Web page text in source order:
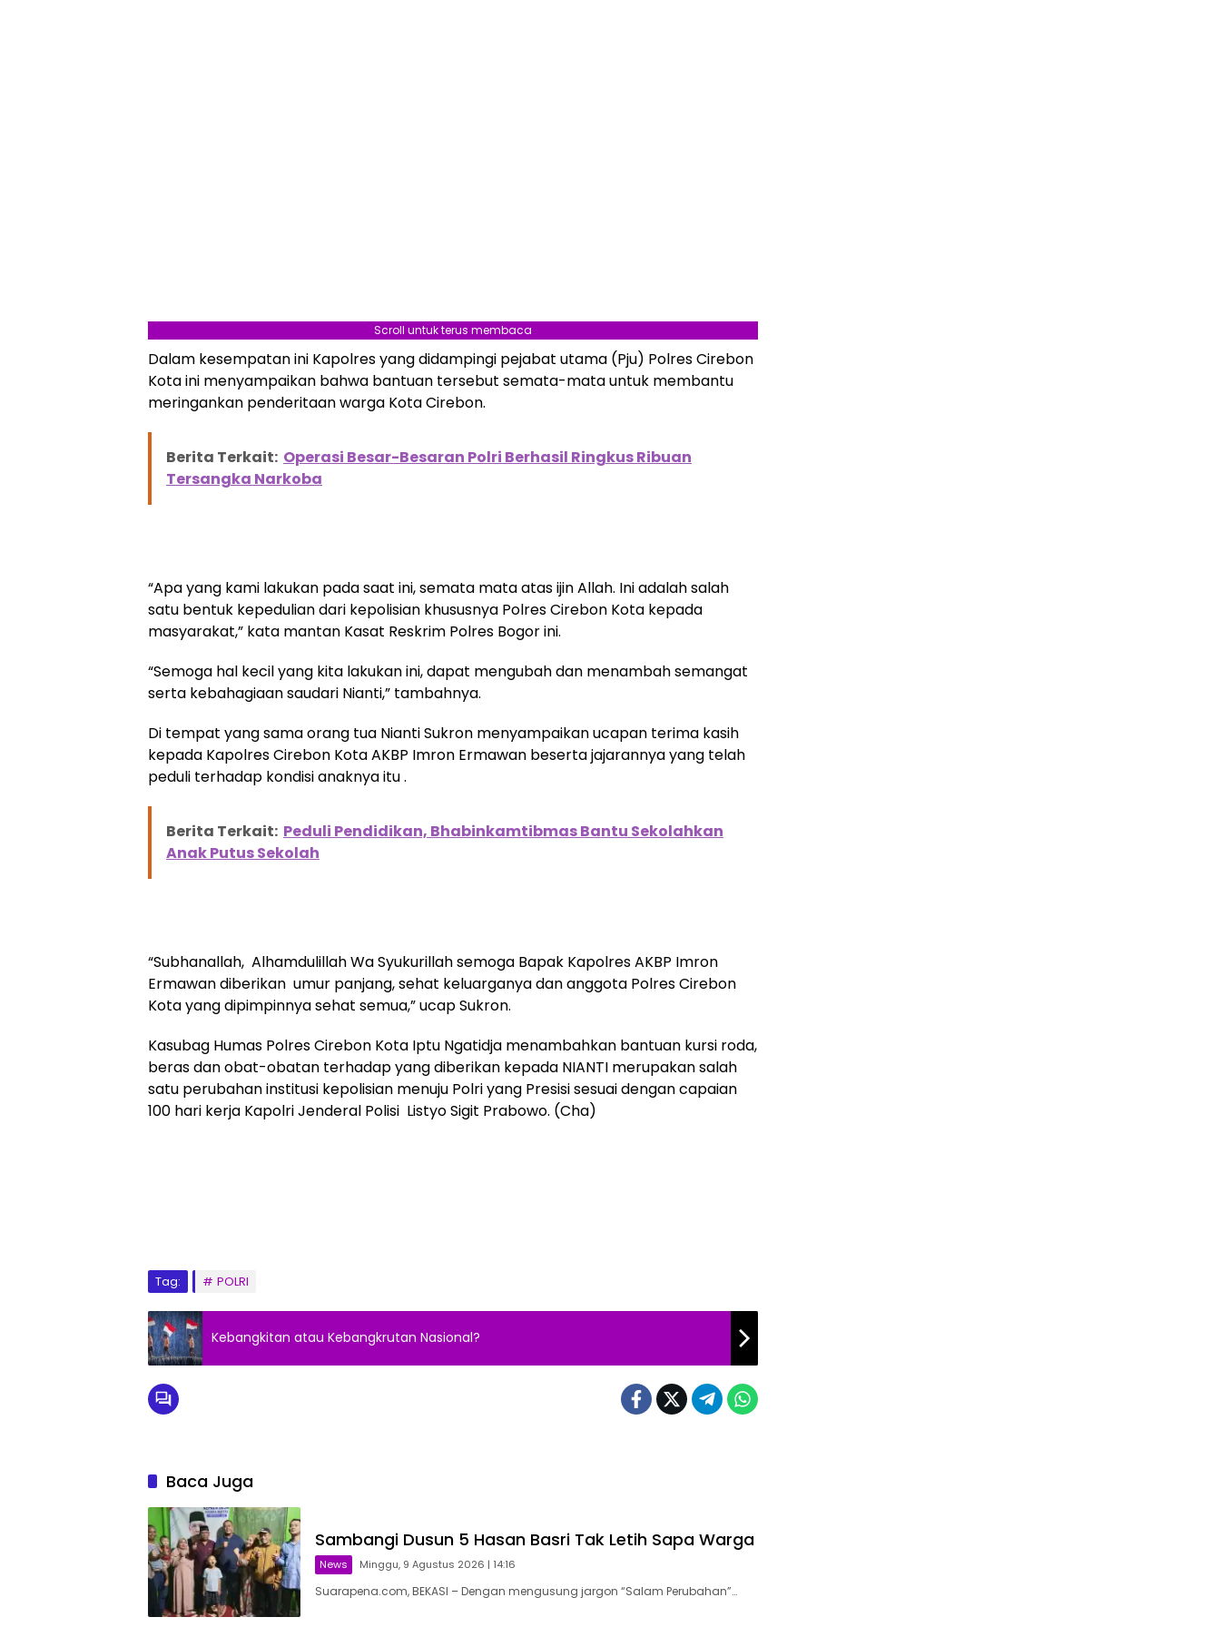
Scroll untuk terus membaca
Dalam kesempatan ini Kapolres yang didampingi pejabat utama (Pju) Polres Cirebon
Kota ini menyampaikan bahwa bantuan tersebut semata-mata untuk membantu
meringankan penderitaan warga Kota Cirebon.
Berita Terkait: Operasi Besar-Besaran Polri Berhasil Ringkus Ribuan
Tersangka Narkoba
“Apa yang kami lakukan pada saat ini, semata mata atas ijin Allah. Ini adalah salah
satu bentuk kepedulian dari kepolisian khususnya Polres Cirebon Kota kepada
masyarakat,” kata mantan Kasat Reskrim Polres Bogor ini.
“Semoga hal kecil yang kita lakukan ini, dapat mengubah dan menambah semangat
serta kebahagiaan saudari Nianti,” tambahnya.
Di tempat yang sama orang tua Nianti Sukron menyampaikan ucapan terima kasih
kepada Kapolres Cirebon Kota AKBP Imron Ermawan beserta jajarannya yang telah
peduli terhadap kondisi anaknya itu .
Berita Terkait: Peduli Pendidikan, Bhabinkamtibmas Bantu Sekolahkan
Anak Putus Sekolah
“Subhanallah, Alhamdulillah Wa Syukurillah semoga Bapak Kapolres AKBP Imron
Ermawan diberikan umur panjang, sehat keluarganya dan anggota Polres Cirebon
Kota yang dipimpinnya sehat semua,” ucap Sukron.
Kasubag Humas Polres Cirebon Kota Iptu Ngatidja menambahkan bantuan kursi roda,
beras dan obat-obatan terhadap yang diberikan kepada NIANTI merupakan salah
satu perubahan institusi kepolisian menuju Polri yang Presisi sesuai dengan capaian
100 hari kerja Kapolri Jenderal Polisi Listyo Sigit Prabowo. (Cha)
Tag: POLRI
Kebangkitan atau Kebangkrutan Nasional?
Baca Juga
Sambangi Dusun 5 Hasan Basri Tak Letih Sapa Warga
News Minggu, 9 Agustus 2026 | 14:16
Suarapena.com, BEKASI – Dengan mengusung jargon “Salam Perubahan”…